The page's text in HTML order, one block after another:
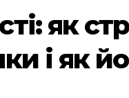
як
і як